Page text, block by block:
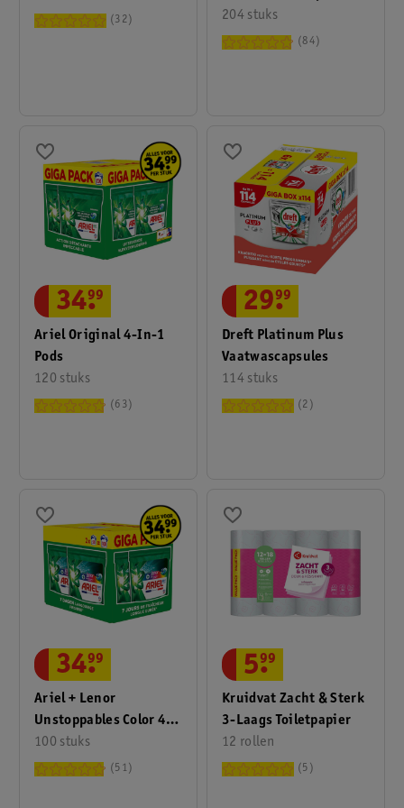
32
204 stuks
84
Ariel Original 4-In-1
Pods
120 stuks
34.
99
63
Dreft Platinum Plus
Vaatwascapsules
114 stuks
29.
99
2
Ariel + Lenor
Unstoppables Color 4-
In-1 Pods
100 stuks
34.
99
51
Kruidvat Zacht & Sterk
3-Laags Toiletpapier
12 rollen
5.
99
5